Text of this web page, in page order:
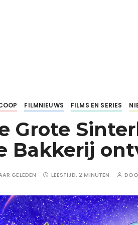
FILMNIEUWS FILMS EN SERIES
Grote
Bakkerij
GELEDEN LEESTIJD:2 MINUTEN